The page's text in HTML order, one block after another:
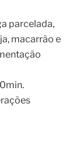
parcelada,
macarrão e